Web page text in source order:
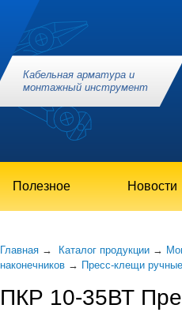
Кабельная арматура и
монтажный инструмент
Полезное Новости
Главная → Каталог продукции →
наконечников → Пресс-клещи ручные
ПКР 10-35ВТ